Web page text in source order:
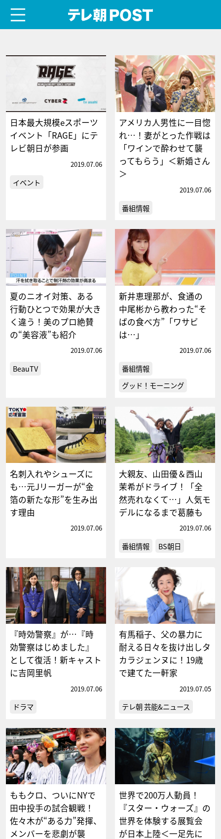
日本最大規模eスポーツ
イベント「RAGE」にテ
レビ朝日が参画
2019.07.06
イベント
アメリカ人男性に一目惚
れ…！妻がとった作戦は
「ワインで酔わせて襲
ってもらう」＜新婚さん
＞
2019.07.06
番組情報
夏のニオイ対策、ある
行動ひとつで効果が大き
く違う！美のプロ絶賛
の“美容液”も紹介
2019.07.06
BeauTV
新井恵理那が、食通の
中尾彬から教わった“そ
ばの食べ方”「ワサビ
は…」
2019.07.06
番組情報
グッド！モーニング
名刺入れやシューズに
も…元Jリーガーが“金
箔の新たな形”を生み出
す理由
2019.07.06
大親友、山田優＆西山
茉希がドライブ！「全
然売れなくて…」人気モ
デルになるまで葛藤も
2019.07.06
番組情報 BS朝日
『時効警察』が…『時
効警察はじめました』
として復活！新キャスト
に吉岡里帆
2019.07.06
ドラマ
有馬稲子、父の暴力に
耐える日々を抜け出しタ
カラジェンヌに！19歳
で建てた一軒家
2019.07.05
テレ朝 芸能&ニュース
ももクロ、ついにNYで
田中投手の試合観戦！
佐々木が“ある力”発揮、
メンバーを悲劇が襲
世界で200万人動員！
『スター・ウォーズ』の
世界を体験する展覧会
が日本上陸＜一足先に